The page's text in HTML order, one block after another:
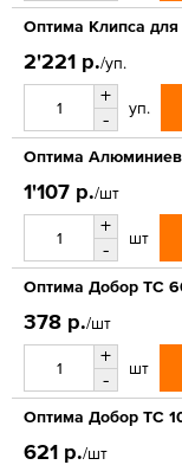
Оптима Клипса
2'221 р./уп.
+
-
уп.
Оптима
1'107 р./шт
+
-
шт
Оптима Добор ТС
378 р./шт
+
-
шт
Оптима Добор ТС
621 р./шт